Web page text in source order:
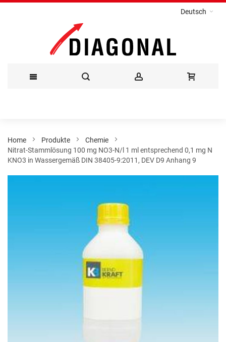
Deutsch
Inhalt
Home Produkte
Chemie
Nitrat-Stammlösung 100 mg NO3-N/l 1 ml entsprechend 0,1 mg N
KNO3 in Wassergemäß DIN 38405-9:2011, DEV D9 Anhang 9